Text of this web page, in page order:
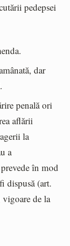
pedepsei
dar
penală ori
aflării
la
a
în mod
dispusă (art.
de la